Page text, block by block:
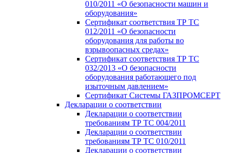
010/2011 «О безопасности машин и
оборудования»
Сертификат соответствия ТР ТС
012/2011 «О безопасности
оборудования для работы во
взрывоопасных средах»
Сертификат соответствия ТР ТС
032/2013 «О безопасности
оборудования работающего под
изыточным давлением»
Сертификат Системы ГАЗПРОМСЕРТ
Декларации о соответствии
Декларации о соответствии
требованиям ТР ТС 004/2011
Декларации о соответствии
требованиям ТР ТС 010/2011
Декларации о соответствии